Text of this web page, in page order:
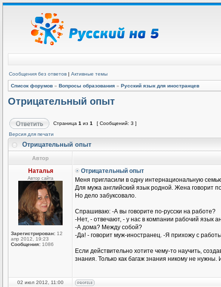
Сообщения без ответов | Активные темы
Список форумов » Вопросы образования » Русский язык для иностранцев
Отрицательный опыт
Страница 1 из 1
[ Сообщений: 3 ]
Версия для печати
Отрицательный опыт
Автор
Наталья
Автор сайта
Зарегистрирован: 12
апр 2012, 19:23
Сообщения: 1086
Отрицательный опыт
Меня пригласили в одну интернациональную
Для мужа английский язык родной. Жена говорит
Но дело забуксовало.
Спрашиваю: -А вы говорите по-русски на работе?
-Нет, - отвечают, - у нас в компании рабочий язык
-А дома? Между собой?
-Да! - говорит муж-иностранец. -Я прихожу с
Если действительно хотите чему-то научить,
знания. Только как багаж знания никому не
02 июл 2012, 11:00